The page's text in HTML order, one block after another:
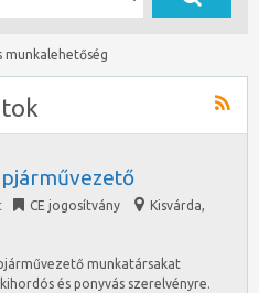
munkalehetőség
CE jogosítvány Kisvárda,
munkatársakat
és ponyvás szerelvényre.